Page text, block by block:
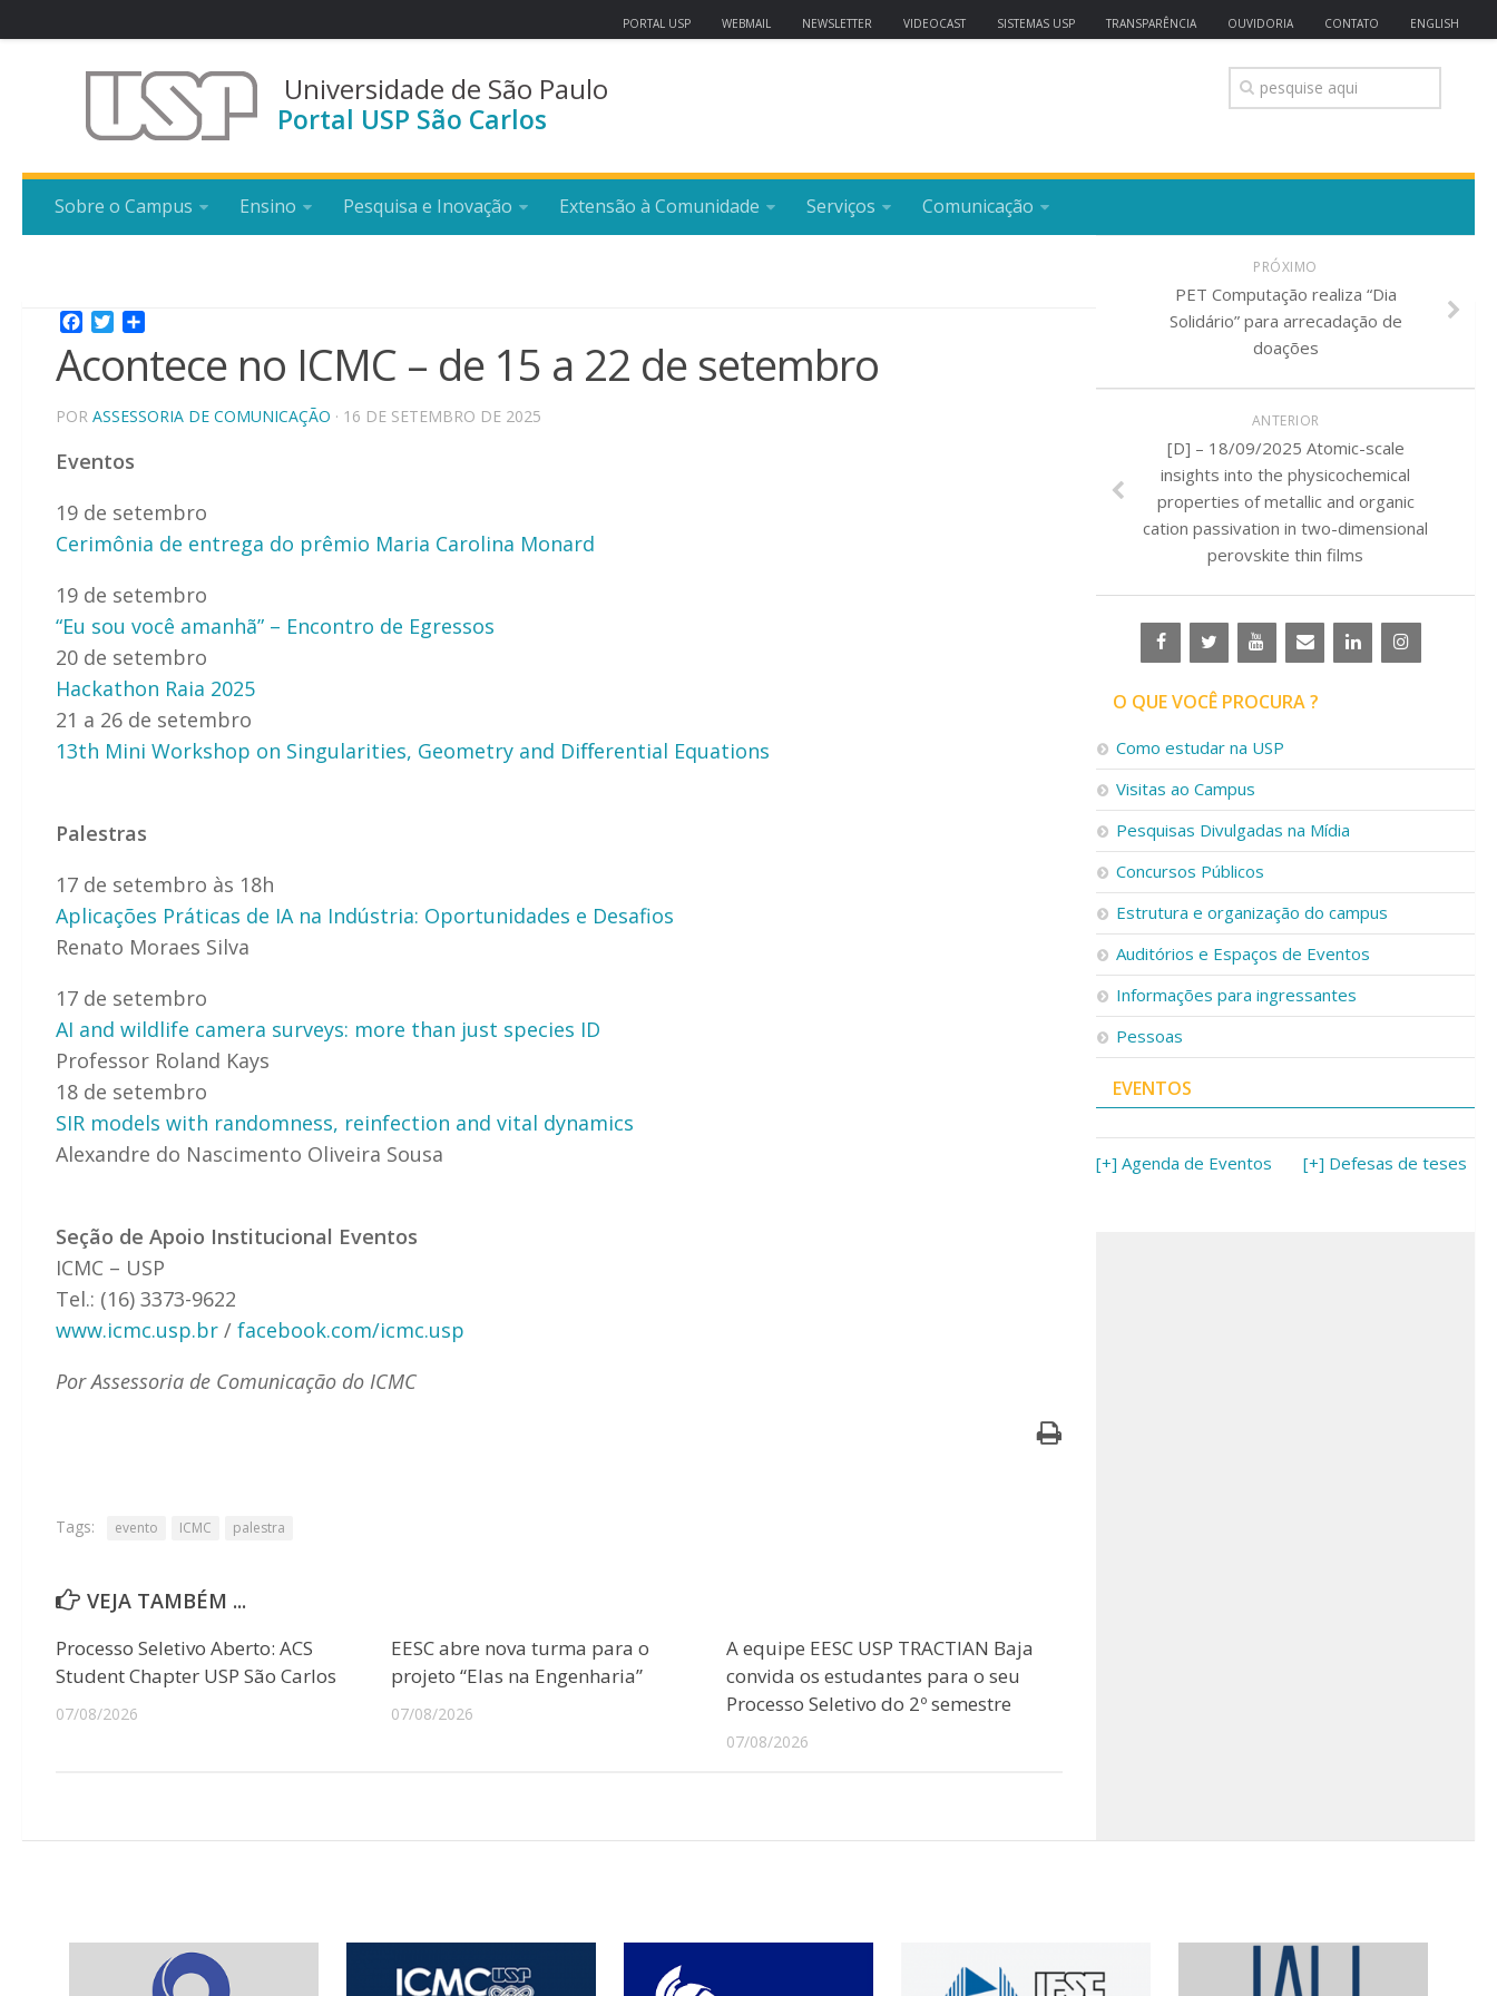
PORTAL USP WEBMAIL NEWSLETTER VIDEOCAST SISTEMAS USP TRANSPARÊNCIA OUVIDORIA CONTATO ENGLISH
Universidade de São Paulo
Portal USP São Carlos
Sobre o Campus Ensino Pesquisa e Inovação Extensão à Comunidade Serviços Comunicação
Facebook
Twitter
Acontece no ICMC – de 15 a 22 de setembro
POR ASSESSORIA DE COMUNICAÇÃO · 16 DE SETEMBRO DE 2025
Eventos
19 de setembro
Cerimônia de entrega do prêmio Maria Carolina Monard
19 de setembro
“Eu sou você amanhã” – Encontro de Egressos
20 de setembro
Hackathon Raia 2025
21 a 26 de setembro
13th Mini Workshop on Singularities, Geometry and Diﬀerential Equations
Palestras
17 de setembro às 18h
Aplicações Práticas de IA na Indústria: Oportunidades e Desafios
Renato Moraes Silva
17 de setembro
AI and wildlife camera surveys: more than just species ID
Professor Roland Kays
18 de setembro
SIR models with randomness, reinfection and vital dynamics
Alexandre do Nascimento Oliveira Sousa
Seção de Apoio Institucional Eventos
ICMC – USP
Tel.: (16) 3373-9622
www.icmc.usp.br / facebook.com/icmc.usp
Por Assessoria de Comunicação do ICMC
Tags: evento ICMC palestra
VEJA TAMBÉM ...
Processo Seletivo Aberto: ACS
Student Chapter USP São Carlos
07/08/2026
EESC abre nova turma para o
projeto “Elas na Engenharia”
07/08/2026
A equipe EESC USP TRACTIAN Baja
convida os estudantes para o seu
Processo Seletivo do 2º semestre
07/08/2026
PRÓXIMO
PET Computação realiza “Dia
Solidário” para arrecadação de
doações
ANTERIOR
[D] – 18/09/2025 Atomic-scale
insights into the physicochemical
properties of metallic and organic
cation passivation in two-dimensional
perovskite thin films
O QUE VOCÊ PROCURA ?
Como estudar na USP
Visitas ao Campus
Pesquisas Divulgadas na Mídia
Concursos Públicos
Estrutura e organização do campus
Auditórios e Espaços de Eventos
Informações para ingressantes
Pessoas
EVENTOS
[+] Agenda de Eventos [+] Defesas de teses